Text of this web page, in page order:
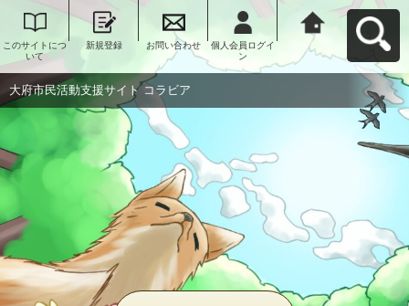
このサイトにつ
いて
新規登録 お問い合わせ
個人会員ログイ
ン
大府市民活動支
援サイト コラビ
アへ戻る
大府市民活動支援サイト コラビア